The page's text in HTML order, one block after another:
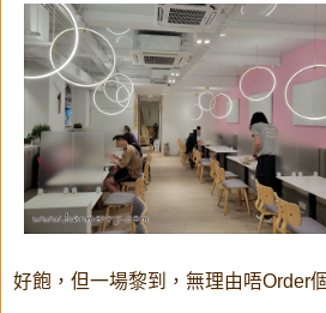
好飽，但一場黎到，無理由唔Order